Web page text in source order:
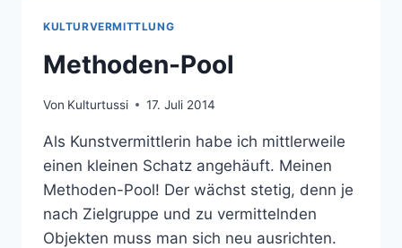
HERFORD
KULTURVERMITTLUNG
Methoden-Pool
Von Kulturtussi 17. Juli 2014
Als Kunstvermittlerin habe ich mittlerweile
einen kleinen Schatz angehäuft. Meinen
Methoden-Pool! Der wächst stetig, denn je
nach Zielgruppe und zu vermittelnden
Objekten muss man sich neu ausrichten.